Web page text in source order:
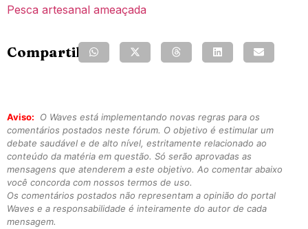
Pesca artesanal ameaçada
Compartilhe:
Aviso:
O Waves está implementando novas regras para os
comentários postados neste fórum. O objetivo é estimular um
debate saudável e de alto nível, estritamente relacionado ao
conteúdo da matéria em questão. Só serão aprovadas as
mensagens que atenderem a este objetivo. Ao comentar abaixo
você concorda com nossos termos de uso.
Os comentários postados não representam a opinião do portal
Waves e a responsabilidade é inteiramente do autor de cada
mensagem.